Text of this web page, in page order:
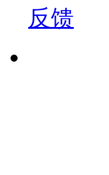
2026-05-06
反馈